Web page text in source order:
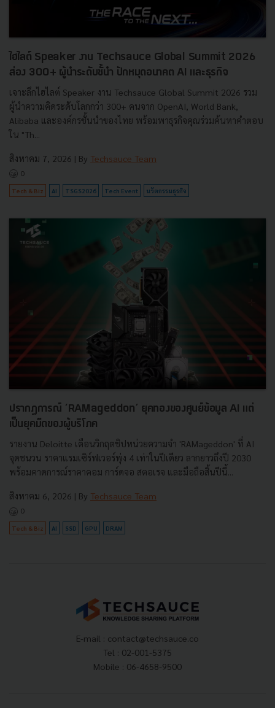
ไฮไลต์ Speaker งาน Techsauce Global Summit 2026
ส่อง 300+ ผู้นำระดับชั้นำ ปักหมุดอนาคต AI และธุรกิจ
เจาะลึกไฮไลต์ Speaker งาน Techsauce Global Summit 2026 รวม
ผู้นำความคิดระดับโลกกว่า 300+ คนจาก OpenAI, World Bank,
Alibaba และองค์กรชั้นนำของไทย พร้อมพาธุรกิจคุณร่วมค้นหาคำตอบ
ใน "Th...
สิงหาคม 7, 2026 | By Techsauce Team
0
Tech & Biz AI TSGS2026 Tech Event นวัตกรรมธุรกิจ
ปรากฏการณ์ ‘RAMageddon’ ยุคทองของศูนย์ข้อมูล AI แต่
เป็นยุคมืดของผู้บริโภค
รายงาน Deloitte เตือนวิกฤตชิปหน่วยความจำ 'RAMageddon' ที่ AI
จุดชนวน ราคาแรมเซิร์ฟเวอร์พุ่ง 4 เท่าในปีเดียว ลากยาวถึงปี 2030
พร้อมคาดการณ์ราคาคอม การ์ดจอ สตอเรจ และมือถือสิ้นปีนี้...
สิงหาคม 6, 2026 | By Techsauce Team
0
Tech & Biz AI SSD GPU DRAM
E-mail : contact@techsauce.co
Tel : 02-001-5375
Mobile : 06-4658-9500